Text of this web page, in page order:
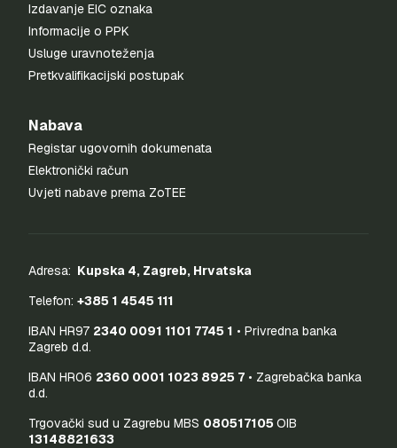
Izdavanje EIC oznaka
Informacije o PPK
Usluge uravnoteženja
Pretkvalifikacijski postupak
Nabava
Registar ugovornih dokumenata
Elektronički račun
Uvjeti nabave prema ZoTEE
Adresa: Kupska 4, Zagreb, Hrvatska
Telefon: +385 1 4545 111
IBAN HR97 2340 0091 1101 7745 1 • Privredna banka
Zagreb d.d.
IBAN HR06 2360 0001 1023 8925 7 • Zagrebačka banka
d.d.
Trgovački sud u Zagrebu MBS 080517105OIB
13148821633